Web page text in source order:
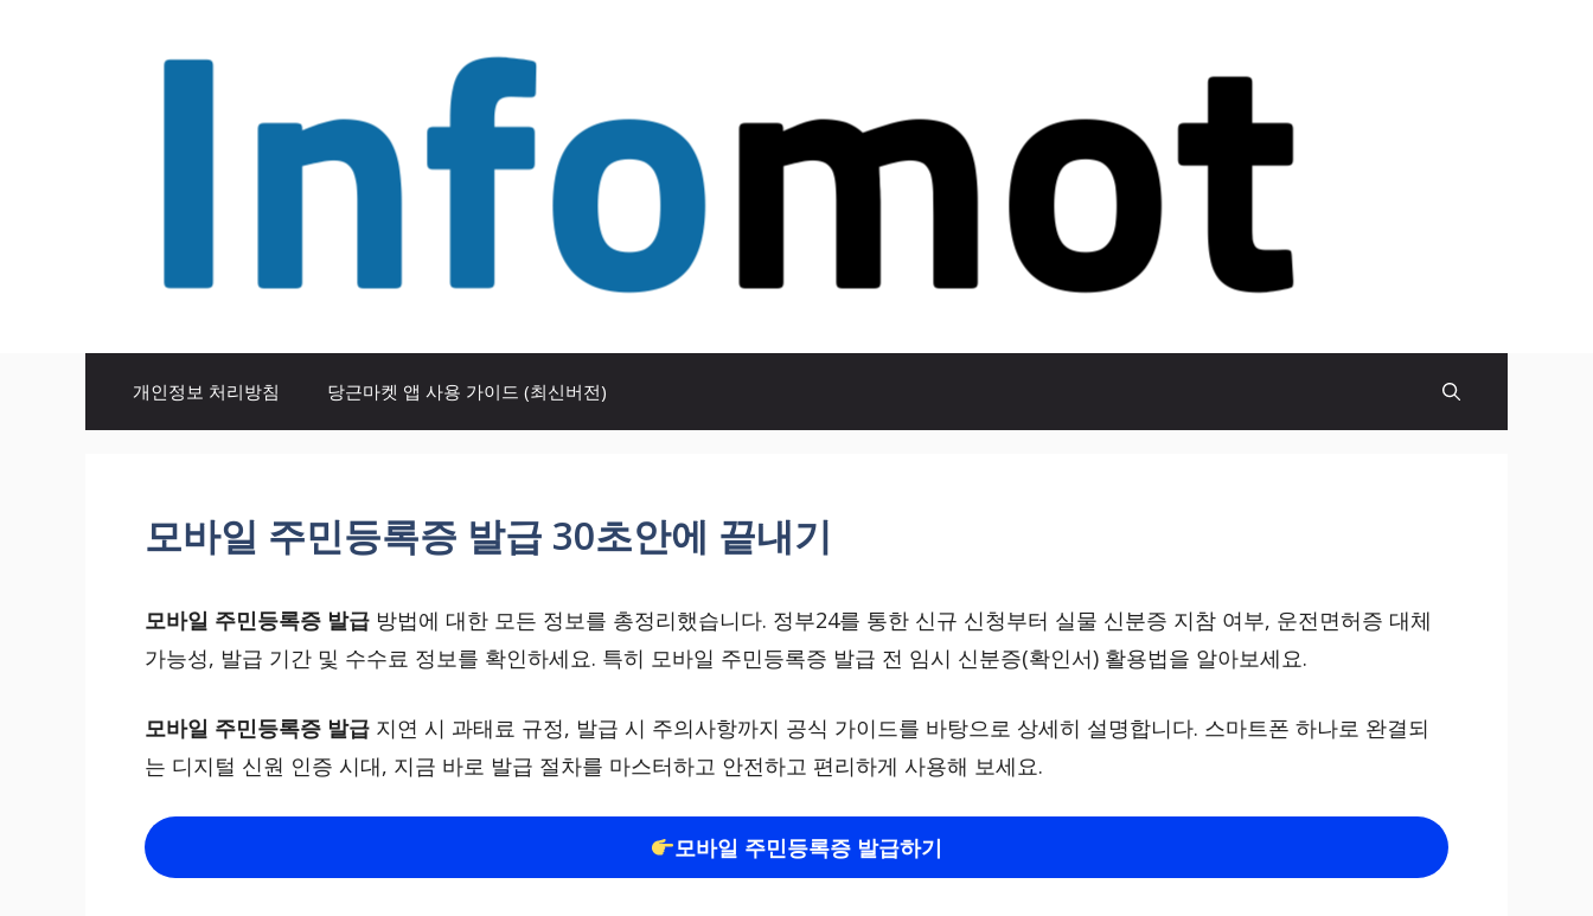
개인정보 처리방침 당근마켓 앱 사용 가이드 (최신버전)
모바일 주민등록증 발급 30초안에 끝내기
모바일 주민등록증 발급 방법에 대한 모든 정보를 총정리했습니다. 정부24를 통한 신규 신청부터 실물 신분증 지참 여부, 운전면허증 대체
가능성, 발급 기간 및 수수료 정보를 확인하세요. 특히 모바일 주민등록증 발급 전 임시 신분증(확인서) 활용법을 알아보세요.
모바일 주민등록증 발급 지연 시 과태료 규정, 발급 시 주의사항까지 공식 가이드를 바탕으로 상세히 설명합니다. 스마트폰 하나로 완결되
는 디지털 신원 인증 시대, 지금 바로 발급 절차를 마스터하고 안전하고 편리하게 사용해 보세요.
모바일 주민등록증 발급하기